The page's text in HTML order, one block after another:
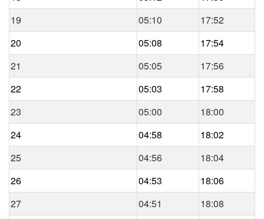
19
05:10
17:52
20
05:08
17:54
21
05:05
17:56
22
05:03
17:58
23
05:00
18:00
24
04:58
18:02
25
04:56
18:04
26
04:53
18:06
27
04:51
18:08